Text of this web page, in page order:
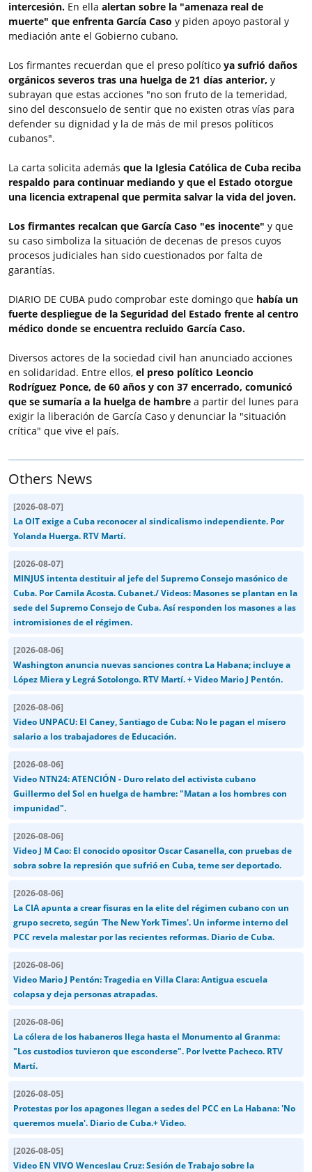
intercesión. En ella alertan sobre la "amenaza real de
muerte" que enfrenta García Caso y piden apoyo pastoral y
mediación ante el Gobierno cubano.
Los firmantes recuerdan que el preso político ya sufrió daños
orgánicos severos tras una huelga de 21 días anterior, y
subrayan que estas acciones "no son fruto de la temeridad,
sino del desconsuelo de sentir que no existen otras vías para
defender su dignidad y la de más de mil presos políticos
cubanos".
La carta solicita además que la Iglesia Católica de Cuba reciba
respaldo para continuar mediando y que el Estado otorgue
una licencia extrapenal que permita salvar la vida del joven.
Los firmantes recalcan que García Caso "es inocente" y que
su caso simboliza la situación de decenas de presos cuyos
procesos judiciales han sido cuestionados por falta de
garantías.
DIARIO DE CUBA pudo comprobar este domingo que había un
fuerte despliegue de la Seguridad del Estado frente al centro
médico donde se encuentra recluido García Caso.
Diversos actores de la sociedad civil han anunciado acciones
en solidaridad. Entre ellos, el preso político Leoncio
Rodríguez Ponce, de 60 años y con 37 encerrado, comunicó
que se sumaría a la huelga de hambre a partir del lunes para
exigir la liberación de García Caso y denunciar la "situación
crítica" que vive el país.
Others News
[2026-08-07]
La OIT exige a Cuba reconocer al sindicalismo independiente. Por
Yolanda Huerga. RTV Martí.
[2026-08-07]
MINJUS intenta destituir al jefe del Supremo Consejo masónico de
Cuba. Por Camila Acosta. Cubanet./ Videos: Masones se plantan en la
sede del Supremo Consejo de Cuba. Así responden los masones a las
intromisiones de el régimen.
[2026-08-06]
Washington anuncia nuevas sanciones contra La Habana; incluye a
López Miera y Legrá Sotolongo. RTV Martí. + Video Mario J Pentón.
[2026-08-06]
Video UNPACU: El Caney, Santiago de Cuba: No le pagan el mísero
salario a los trabajadores de Educación.
[2026-08-06]
Video NTN24: ATENCIÓN - Duro relato del activista cubano
Guillermo del Sol en huelga de hambre: "Matan a los hombres con
impunidad".
[2026-08-06]
Video J M Cao: El conocido opositor Oscar Casanella, con pruebas de
sobra sobre la represión que sufrió en Cuba, teme ser deportado.
[2026-08-06]
La CIA apunta a crear fisuras en la elite del régimen cubano con un
grupo secreto, según 'The New York Times'. Un informe interno del
PCC revela malestar por las recientes reformas. Diario de Cuba.
[2026-08-06]
Video Mario J Pentón: Tragedia en Villa Clara: Antigua escuela
colapsa y deja personas atrapadas.
[2026-08-06]
La cólera de los habaneros llega hasta el Monumento al Granma:
"Los custodios tuvieron que esconderse". Por Ivette Pacheco. RTV
Martí.
[2026-08-05]
Protestas por los apagones llegan a sedes del PCC en La Habana: 'No
queremos muela'. Diario de Cuba.+ Video.
[2026-08-05]
Video EN VIVO Wenceslau Cruz: Sesión de Trabajo sobre la